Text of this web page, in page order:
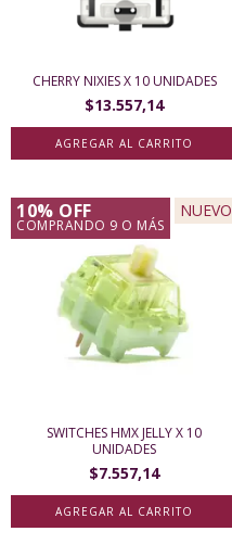
CHERRY NIXIES X 10 UNIDADES
$13.557,14
10% OFF
COMPRANDO 9 O MÁS
NUEVO
SWITCHES HMX JELLY X 10
UNIDADES
$7.557,14